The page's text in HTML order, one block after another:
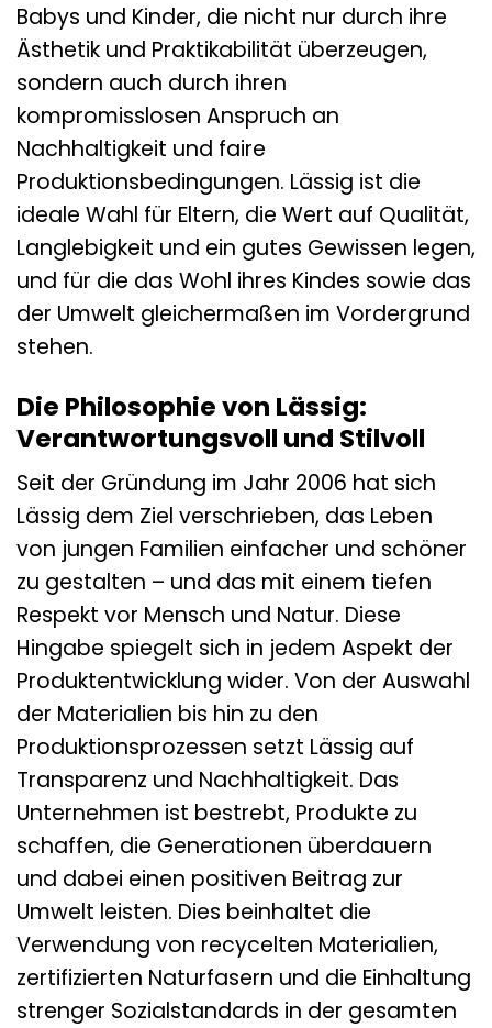
Babys und Kinder, die nicht nur durch ihre
Ästhetik und Praktikabilität überzeugen,
sondern auch durch ihren
kompromisslosen Anspruch an
Nachhaltigkeit und faire
Produktionsbedingungen. Lässig ist die
ideale Wahl für Eltern, die Wert auf Qualität,
Langlebigkeit und ein gutes Gewissen legen,
und für die das Wohl ihres Kindes sowie das
der Umwelt gleichermaßen im Vordergrund
stehen.
Die Philosophie von Lässig:
Verantwortungsvoll und Stilvoll
Seit der Gründung im Jahr 2006 hat sich
Lässig dem Ziel verschrieben, das Leben
von jungen Familien einfacher und schöner
zu gestalten – und das mit einem tiefen
Respekt vor Mensch und Natur. Diese
Hingabe spiegelt sich in jedem Aspekt der
Produktentwicklung wider. Von der Auswahl
der Materialien bis hin zu den
Produktionsprozessen setzt Lässig auf
Transparenz und Nachhaltigkeit. Das
Unternehmen ist bestrebt, Produkte zu
schaffen, die Generationen überdauern
und dabei einen positiven Beitrag zur
Umwelt leisten. Dies beinhaltet die
Verwendung von recycelten Materialien,
zertifizierten Naturfasern und die Einhaltung
strenger Sozialstandards in der gesamten